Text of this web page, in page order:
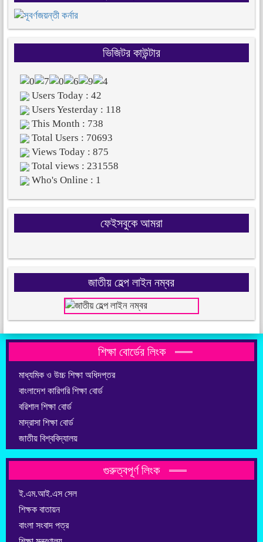
ভিজিটর কাউন্টার
Users Today : 42
Users Yesterday : 118
This Month : 738
Total Users : 70693
Views Today : 875
Total views : 231558
Who's Online : 1
ফেইসবুকে আমরা
জাতীয় হেল্প লাইন নম্বর
শিক্ষা বোর্ডের লিংক
মাধ্যমিক ও উচ্চ শিক্ষা অধিদপ্তর
বাংলাদেশ কারিগরি শিক্ষা বোর্ড
বরিশাল শিক্ষা বোর্ড
মাদ্রাসা শিক্ষা বোর্ড
জাতীয় বিশ্ববিদ্যালয়
গুরুত্বপূর্ণ লিংক
ই.এম.আই.এস সেল
শিক্ষক বাতায়ন
বাংলা সংবাদ পত্র